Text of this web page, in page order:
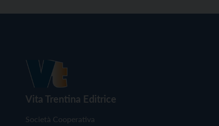
Vita Trentina Editrice
Società Cooperativa